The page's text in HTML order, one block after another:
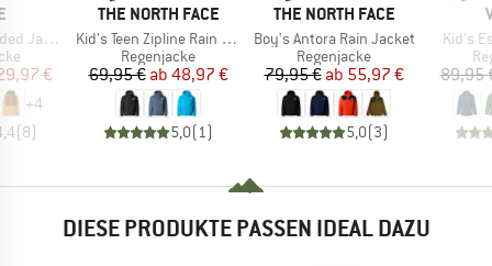
II
Preis
€
+4
(8)
MARKE
THE NORTH FACE
Artikel
Kid's Teen Zipline Rain Jacket
Produktgruppe
Regenjacke
Preis
69,95 € reduzierter Preis
ab 48,97 €
5,0( 1)
MARKE
THE NORTH FACE
Artikel
Boy's Antora Rain Jacket
Produktgruppe
Regenjacke
Preis
79,95 € reduzierter Preis
ab 55,97 €
5,0(3)
Artikel
Kid's
89,95
DIESE PRODUKTE PASSEN IDEAL DAZU